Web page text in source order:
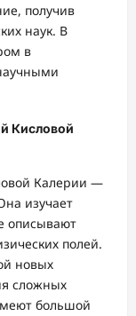
получив
наук. В
в
Кисловой
Калерии —
изучает
описывают
полей.
новых
сложных
большой